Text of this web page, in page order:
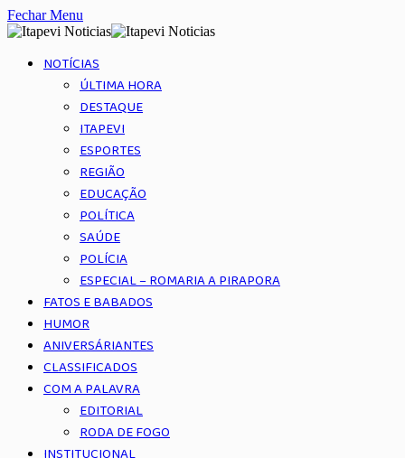
Fechar Menu
NOTÍCIAS
ÚLTIMA HORA
DESTAQUE
ITAPEVI
ESPORTES
REGIÃO
EDUCAÇÃO
POLÍTICA
SAÚDE
POLÍCIA
ESPECIAL – ROMARIA A PIRAPORA
FATOS E BABADOS
HUMOR
ANIVERSÁRIANTES
CLASSIFICADOS
COM A PALAVRA
EDITORIAL
RODA DE FOGO